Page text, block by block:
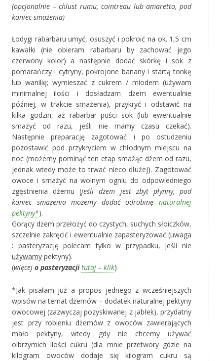
(opcjonalnie – chlust rumu, cointreau lub amaretto, pod
koniec smażenia)
Łodygi rabarbaru umyć, osuszyć i pokroić na ok. 1,5 cm
kawałki (nie obieram rabarbaru by zachować jego
czerwony kolor) a następnie dodać skórkę i sok z
pomarańczy i cytryny, pokrojone banany i startą tonkę
lub wanilię; wymieszać z cukrem / miodem (używam
minimalnej ilości i dosładzam dżem ewentualnie
później, w trakcie smażenia), przykryć i odstawić na
kilka godzin, aż rabarbar puści sok (lub ewentualnie
smażyć od razu, jeśli nie mamy czasu czekać).
Następnie preparację zagotować i po ostudzeniu
pozostawić pod przykryciem w chłodnym miejscu na
noc (możemy pominąć ten etap smażąc dżem od razu,
jednak wtedy może to trwać nieco dłużej). Zagotować
owoce i smażyć na wolnym ogniu do odpowiedniego
zgęstnienia dżemu (jeśli dżem jest zbyt płynny, pod
koniec smażenia możemy dodać odrobinę naturalnej
pektyny*).
Gorący dżem przełożyć do czystych, suchych słoiczków,
szczelnie zakręcić i ewentualnie zapasteryzować (uwaga
: pasteryzację polecam tylko w przypadku, jeśli nie
używamy pektyny).
(więcej o pasteryzacji tutaj – klik)
*Jak pisałam już a propos jednego z wcześniejszych
wpisów na temat dżemów – dodatek naturalnej pektyny
owocowej (zazwyczaj pozyskiwanej z jabłek), przydatny
jest przy robieniu dżemów z owoców zawierających
mało pektyny, wtedy gdy nie chcemy używać
olbrzymich ilości cukru (dla mnie przetwory gdzie na
kilogram owoców dodaje się kilogram cukru są